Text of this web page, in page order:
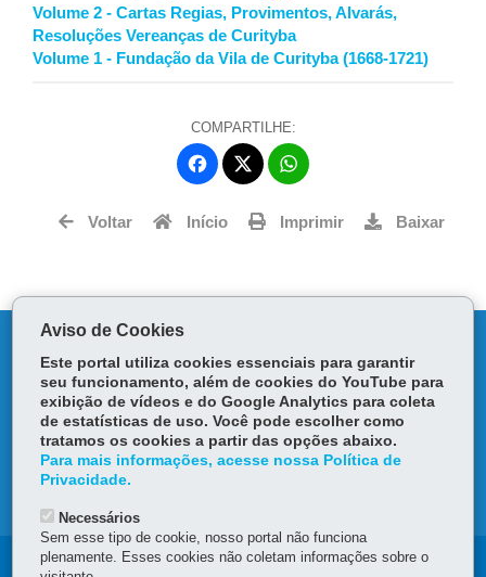
Volume 2 - Cartas Regias, Provimentos, Alvarás,
Resoluções Vereanças de Curityba
Volume 1 - Fundação da Vila de Curityba (1668-1721)
COMPARTILHE:
Fa
ce
bo
itt
ts
Voltar Início Imprimir Baixar
DENUNCIE CORRUPÇÃO
OUVIDORIA
TRANSPARÊNCIA INSTITUCIONAL
Aviso de Cookies
Este portal utiliza cookies essenciais para garantir
seu funcionamento, além de cookies do YouTube para
exibição de vídeos e do Google Analytics para coleta
de estatísticas de uso. Você pode escolher como
tratamos os cookies a partir das opções abaixo.
Para mais informações, acesse nossa Política de
Privacidade.
Necessários
Sem esse tipo de cookie, nosso portal não funciona
plenamente. Esses cookies não coletam informações sobre o